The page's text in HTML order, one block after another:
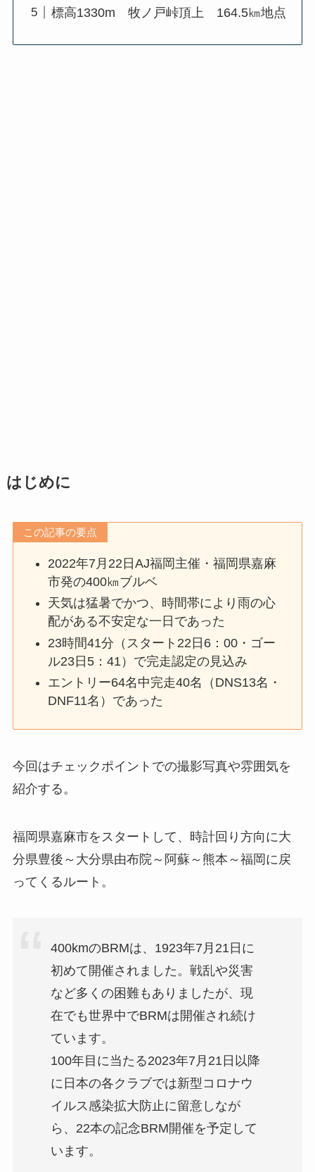
標高1330m 牧ノ戸峠頂上 164.5㎞地点
はじめに
この記事の要点
2022年7月22日AJ福岡主催・福岡県嘉麻
市発の400㎞ブルベ
天気は猛暑でかつ、時間帯により雨の心
配がある不安定な一日であった
23時間41分（スタート22日6：00・ゴー
ル23日5：41）で完走認定の見込み
エントリー64名中完走40名（DNS13名・
DNF11名）であった
今回はチェックポイントでの撮影写真や雰囲気を
紹介する。
福岡県嘉麻市をスタートして、時計回り方向に大
分県豊後～大分県由布院～阿蘇～熊本～福岡に戻
ってくるルート。
400kmのBRMは、1923年7月21日に
初めて開催されました。戦乱や災害
など多くの困難もありましたが、現
在でも世界中でBRMは開催され続け
ています。
100年目に当たる2023年7月21日以降
に日本の各クラブでは新型コロナウ
イルス感染拡大防止に留意しなが
ら、22本の記念BRM開催を予定して
います。